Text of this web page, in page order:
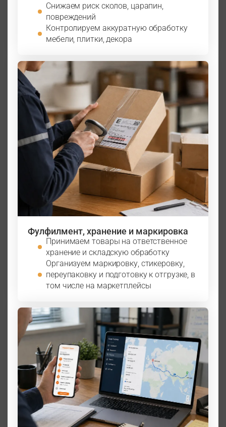
Снижаем риск сколов, царапин,
повреждений
Контролируем аккуратную обработку
мебели, плитки, декора
Фулфилмент, хранение и маркировка
Принимаем товары на ответственное
хранение и складскую обработку
Организуем маркировку, стикеровку,
переупаковку и подготовку к отгрузке, в
том числе на маркетплейсы